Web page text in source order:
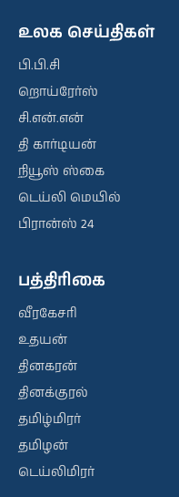
உலக செய்திகள்
பி.பி.சி
றொய்ரேர்ஸ்
சி.என்.என்
தி கார்டியன்
நியூஸ் ஸ்கை
டெய்லி மெயில்
பிரான்ஸ் 24
பத்திரிகை
வீரகேசரி
உதயன்
தினகரன்
தினக்குரல்
தமிழ்மிரர்
தமிழன்
டெய்லிமிரர்